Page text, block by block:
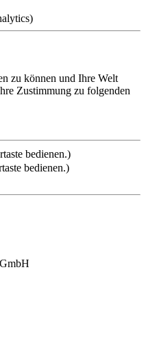
zu können und Ihre Welt
Zustimmung zu folgenden
bedienen.)
bedienen.)